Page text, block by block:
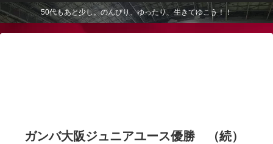
50代もあと少し。のんびり、ゆったり、生きてゆこう！！
ガンバ大阪ジュニアユース優勝 （続）